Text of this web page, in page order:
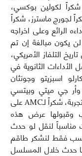
شكراً لكولين بوكسي،
لجورج ماسترز، شكراً
الرائع وعلى اخراجه
يكون مبالغة إن تم
التلفاز الأمريكي،
الثانوية في
اسبزيتو وجونثان
وأر جي ميتي وبيتسي
براندت، شكراً لكَ فينس غالغان على هذه التجربة، شكراً لـAMC على
وقبولها عرض هذه
مناسباً لنقل لو حدث
فقط لنشكر طاقم
ما حدث خلال المسلسل